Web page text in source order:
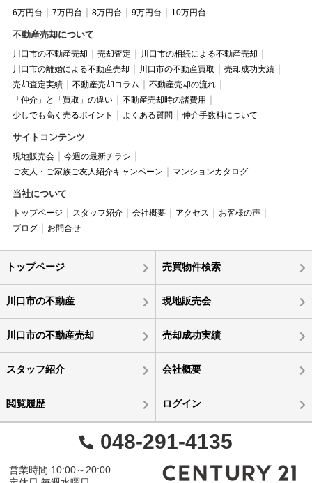
6万円台 7万円台 8万円台 9万円台 10万円台
不動産売却について
川口市の不動産売却 売却査定
川口市の相続による不動産売却
川口市の離婚による不動産売却
川口市の不動産買取
売却成功実績
売却査定実績
不動産売却コラム
不動産売却の流れ
「仲介」と「買取」の違い
不動産売却時の諸費用
少しでも高く売るポイント
よくある質問 仲介手数料について
サイトコンテンツ
現地販売会
今週の最新チラシ
ご友人・ご家族ご友人紹介キャンペーン
マンションカタログ
当社について
トップページ スタッフ紹介 会社概要 アクセス
お客様の声
ブログ
お問合せ
トップページ 売買物件検索
川口市の不動産 現地販売会
川口市の不動産売却 売却成功実績
スタッフ紹介 会社概要
閲覧履歴 ログイン
048-291-4135
営業時間 10:00～20:00